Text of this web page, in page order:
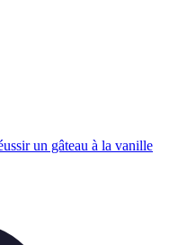
un gâteau à la vanille